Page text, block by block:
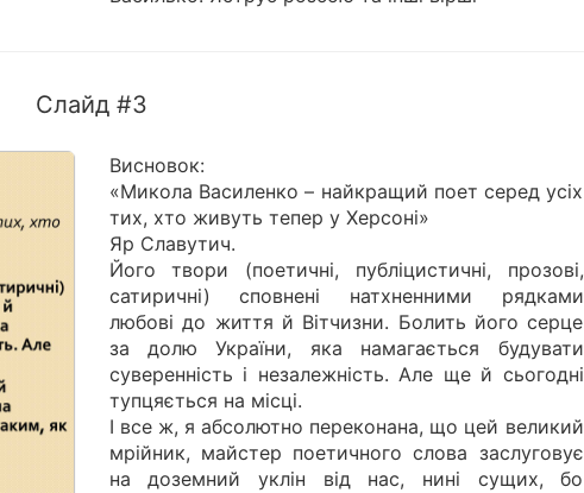
Слайд #3
Висновок:
«Микола Василенко – найкращий поет серед усіх
тих, хто живуть тепер у Херсоні»
Яр Славутич.
Його твори (поетичні, публіцистичні, прозові,
сатиричні) сповнені натхненними рядками
любові до життя й Вітчизни. Болить його серце
за долю України, яка намагається будувати
суверенність і незалежність. Але ще й сьогодні
тупцяється на місці.
І все ж, я абсолютно переконана, що цей великий
мрійник, майстер поетичного слова заслуговує
на доземний уклін від нас, нині сущих, бо